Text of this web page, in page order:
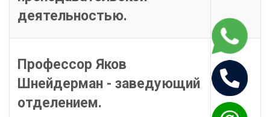
деятельностью.
Профессор Яков
Шнейдерман - заведующий
отделением.